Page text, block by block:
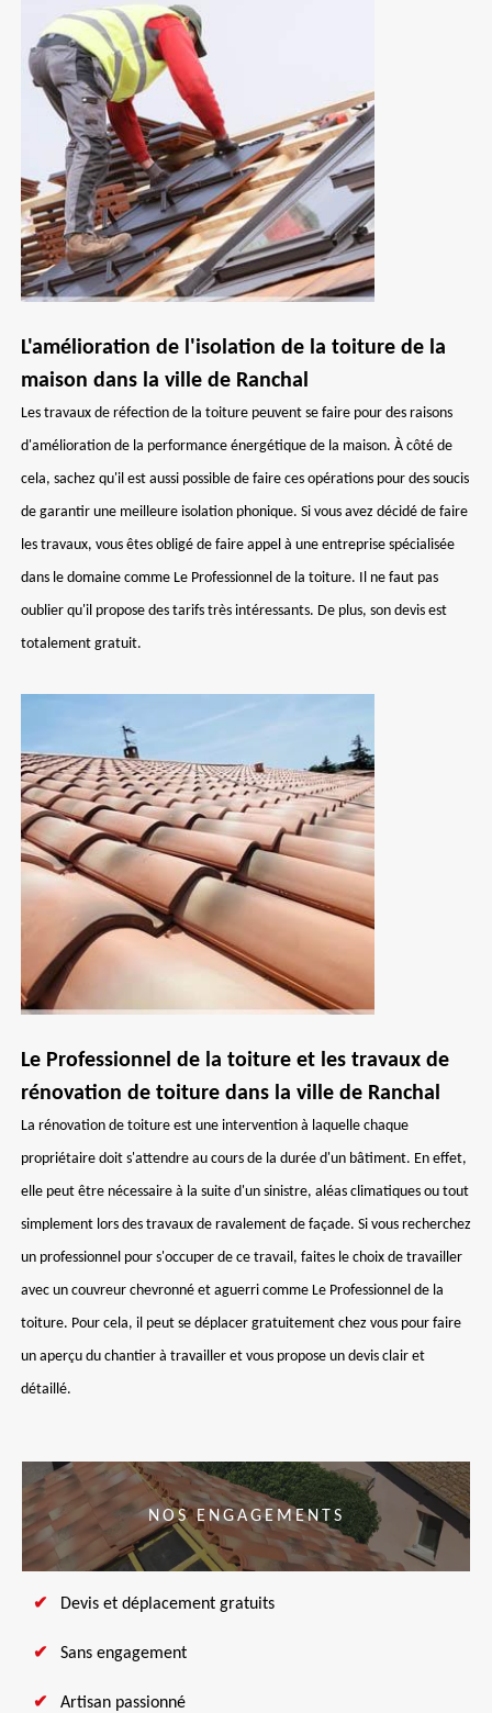
L'amélioration de l'isolation de la toiture de la
maison dans la ville de Ranchal
Les travaux de réfection de la toiture peuvent se faire pour des raisons
d'amélioration de la performance énergétique de la maison. À côté de
cela, sachez qu'il est aussi possible de faire ces opérations pour des soucis
de garantir une meilleure isolation phonique. Si vous avez décidé de faire
les travaux, vous êtes obligé de faire appel à une entreprise spécialisée
dans le domaine comme Le Professionnel de la toiture. Il ne faut pas
oublier qu'il propose des tarifs très intéressants. De plus, son devis est
totalement gratuit.
Le Professionnel de la toiture et les travaux de
rénovation de toiture dans la ville de Ranchal
La rénovation de toiture est une intervention à laquelle chaque
propriétaire doit s'attendre au cours de la durée d'un bâtiment. En effet,
elle peut être nécessaire à la suite d'un sinistre, aléas climatiques ou tout
simplement lors des travaux de ravalement de façade. Si vous recherchez
un professionnel pour s'occuper de ce travail, faites le choix de travailler
avec un couvreur chevronné et aguerri comme Le Professionnel de la
toiture. Pour cela, il peut se déplacer gratuitement chez vous pour faire
un aperçu du chantier à travailler et vous propose un devis clair et
détaillé.
NOS ENGAGEMENTS
Devis et déplacement gratuits
Sans engagement
Artisan passionné